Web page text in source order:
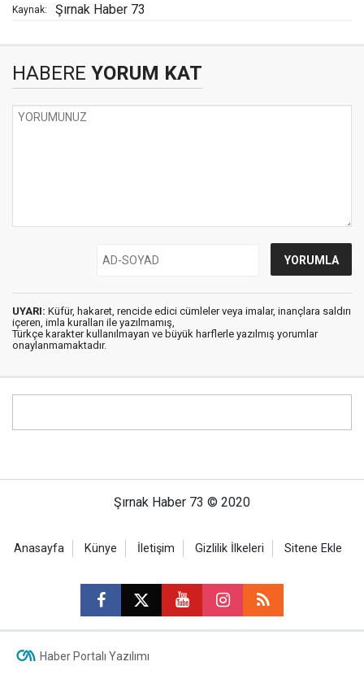
Kaynak: Şırnak Haber 73
HABERE YORUM KAT
UYARI: Küfür, hakaret, rencide edici cümleler veya imalar, inançlara saldırı
içeren, imla kuralları ile yazılmamış,
Türkçe karakter kullanılmayan ve büyük harflerle yazılmış yorumlar
onaylanmamaktadır.
Şırnak Haber 73 © 2020
Anasayfa Künye İletişim Gizlilik İlkeleri Sitene Ekle
Haber Portalı Yazılımı